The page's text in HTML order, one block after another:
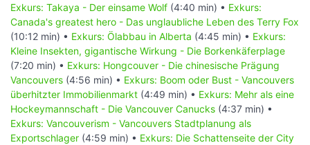
Exkurs: Takaya - Der einsame Wolf (4:40 min) • Exkurs:
Canada's greatest hero - Das unglaubliche Leben des Terry Fox
(10:12 min) • Exkurs: Ölabbau in Alberta (4:45 min) • Exkurs:
Kleine Insekten, gigantische Wirkung - Die Borkenkäferplage
(7:20 min) • Exkurs: Hongcouver - Die chinesische Prägung
Vancouvers (4:56 min) • Exkurs: Boom oder Bust - Vancouvers
überhitzter Immobilienmarkt (4:49 min) • Exkurs: Mehr als eine
Hockeymannschaft - Die Vancouver Canucks (4:37 min) •
Exkurs: Vancouverism - Vancouvers Stadtplanung als
Exportschlager (4:59 min) • Exkurs: Die Schattenseite der City